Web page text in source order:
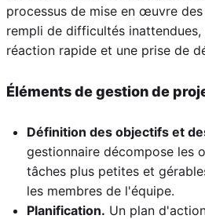
processus de mise en œuvre
rempli de difficultés inattendues,
réaction rapide et une prise de
Éléments de gestion de
Définition des objectifs et
gestionnaire décompose les
tâches plus petites et
les membres de l'équipe.
Planification. Un plan